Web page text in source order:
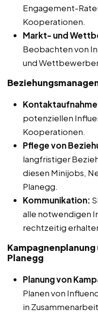
Engagement-
Kooperationen.
Markt- und
Beobachten von
und
potenziellen
Kooperationen.
Pflege von
langfristiger
diesen Minijobs,
Planegg.
Kommunikation:
alle notwendigen
rechtzeitig
Planegg
Planung von
Planen von
in